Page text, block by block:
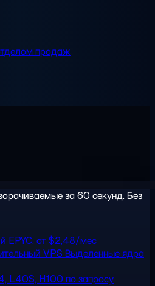
продаж
за 60 секунд. Без
EPYC, от $2,48/мес
VPS Выделенные ядра
L40S, H100 по запросу